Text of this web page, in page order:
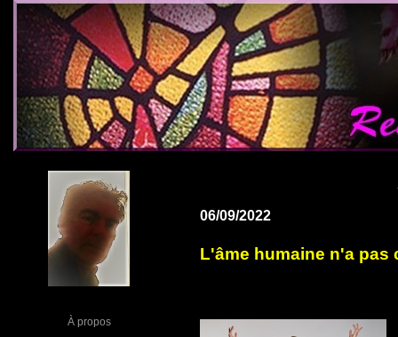
À propos
06/09/2022
L'âme humaine n'a pas